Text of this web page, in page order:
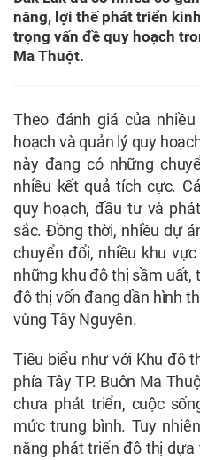
năng, lợi thế phát triển
trọng vấn đề quy hoạch
Ma Thuột.
Theo đánh giá của
hoạch và quản lý quy
này đang có những
nhiều kết quả tích cực.
quy hoạch, đầu tư và
sắc. Đồng thời, nhiều dự
chuyển đổi, nhiều khu
những khu đô thị sầm uất,
đô thị vốn đang dần hình
vùng Tây Nguyên.
Tiêu biểu như với Khu đô
phía Tây TP. Buôn Ma
chưa phát triển, cuộc
mức trung bình. Tuy
năng phát triển đô thị